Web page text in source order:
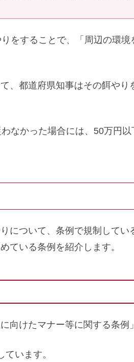
をすることで、「周辺の環
、都道府県知事はその餌やり
なかった場合には、50万円
について、条例で規制してい
ている条例を紹介します。
向けたマナー等に関する条例
います。